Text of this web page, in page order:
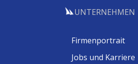
UNTERNEHMEN
Firmenportrait
Jobs und Karriere